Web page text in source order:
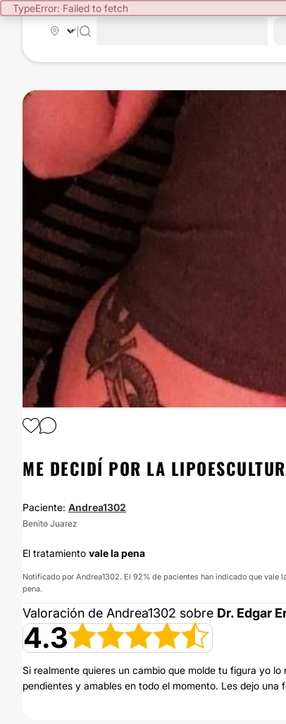
TypeError: Failed to fetch
ME DECIDÍ POR LA
Paciente: Andrea1302
Benito Juarez
El tratamiento vale la pena
Notificado por Andrea1302. El 92% de pacientes han indicado que vale
pena.
Valoración de Andrea1302 sobre Dr. Edgar
4.3
Si realmente quieres un cambio que molde tu figura yo
pendientes y amables en todo el momento. Les dejo una